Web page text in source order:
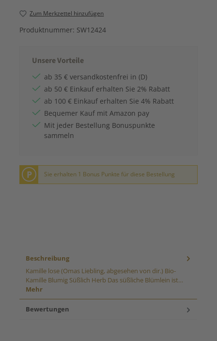
Zum Merkzettel hinzufügen
Produktnummer: SW12424
Unsere Vorteile
ab 35 € versandkostenfrei in (D)
ab 50 € Einkauf erhalten Sie 2% Rabatt
ab 100 € Einkauf erhalten Sie 4% Rabatt
Bequemer Kauf mit Amazon pay
Mit jeder Bestellung Bonuspunkte
sammeln
P Sie erhalten 1 Bonus Punkte für diese Bestellung
Beschreibung
Kamille lose (Omas Liebling, abgesehen von dir.) Bio-
Kamille Blumig Süßlich Herb Das süßliche Blümlein ist…
Mehr
Bewertungen